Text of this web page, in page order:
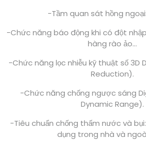
-Tầm quan sát hồng
-Chức năng báo động khi có đột
hàng rào ảo…
-Chức năng lọc nhiễu kỹ thuật số 3D
Reduction).
-Chức năng chống ngược sáng
Dynamic Range).
-Tiêu chuẩn chống thấm nước và
dụng trong nhà và